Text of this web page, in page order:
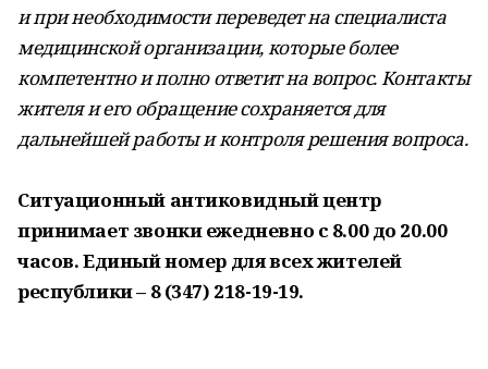
и при необходимости переведет на специалиста
медицинской организации, которые более
компетентно и полно ответит на вопрос. Контакты
жителя и его обращение сохраняется для
дальнейшей работы и контроля решения вопроса.
Ситуационный антиковидный центр
принимает звонки ежедневно с 8.00 до 20.00
часов. Единый номер для всех жителей
республики – 8 (347) 218-19-19.